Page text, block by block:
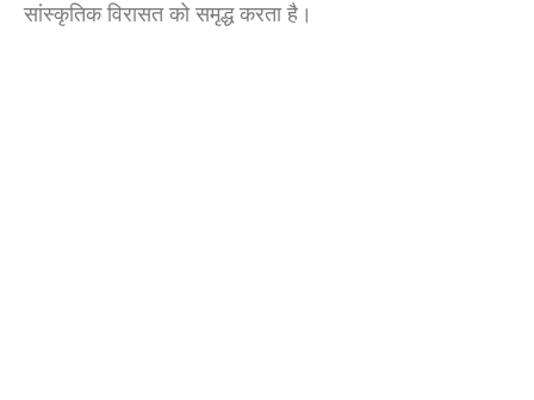
सांस्कृतिक विरासत को समृद्ध करता है।